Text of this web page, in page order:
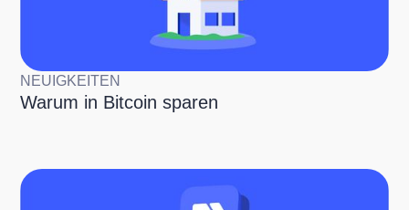
NEUIGKEITEN
Warum in Bitcoin sparen